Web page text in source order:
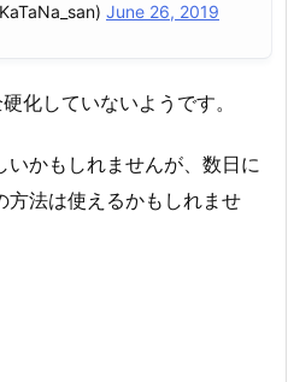
方法は使えるかもしれませ